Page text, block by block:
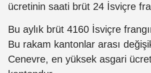
ücretinin saati brüt 24 İsviçre
Bu aylık brüt 4160 İsviçre
Bu rakam kantonlar arası
Cenevre, en yüksek asgari